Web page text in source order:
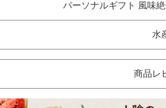
パーソナルギフト 風味
水
商品レ